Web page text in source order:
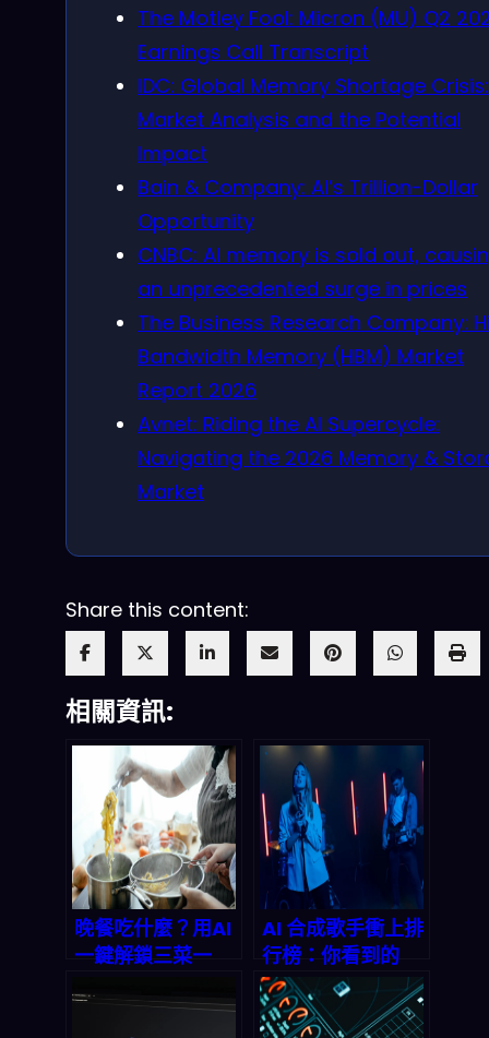
The Motley Fool: Micron (MU) Q2
Earnings Call Transcript
IDC: Global Memory Shortage Crisis:
Market Analysis and the Potential
Impact
Bain & Company: AI’s Trillion-Dollar
Opportunity
CNBC: AI memory is sold out,
an unprecedented surge in prices
The Business Research Company:
Bandwidth Memory (HBM) Market
Report 2026
Avnet: Riding the AI Supercycle:
Navigating the 2026 Memory &
Market
Share this content:
相關資訊:
晚餐吃什麼？用AI
一鍵解鎖三菜一
礙！
AI 合成歌手衝上排
行榜：你看到的
「熱門」到底是真
人氣，還是機器在